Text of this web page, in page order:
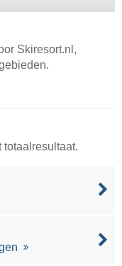
Skiresort.nl ,
totaalresultaat.